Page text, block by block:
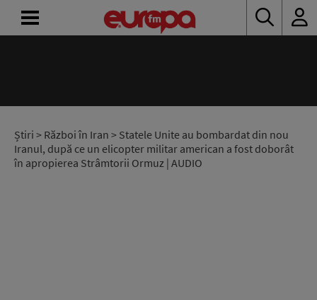
Știri > Război în Iran > Statele Unite au bombardat din nou
Iranul, după ce un elicopter militar american a fost doborât
în apropierea Strâmtorii Ormuz | AUDIO
RADIO
CONCURSURI